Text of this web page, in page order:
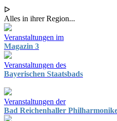
ᐅ
Alles in ihrer Region...
Veranstaltungen im
Magazin 3
Veranstaltungen des
Bayerischen Staatsbads
Veranstaltungen der
Bad Reichenhaller